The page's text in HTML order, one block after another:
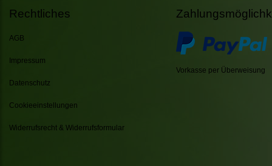
Rechtliches
AGB
Impressum
Datenschutz
Cookieeinstellungen
Widerrufsrecht & Widerrufsformular
Vorkasse per Überweisung